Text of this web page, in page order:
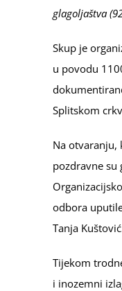
glagoljaštva
Skup je
u povodu
Splitskom
Na otvaranju,
pozdravne su
odbora
Tanja
Tijekom
i inozemni